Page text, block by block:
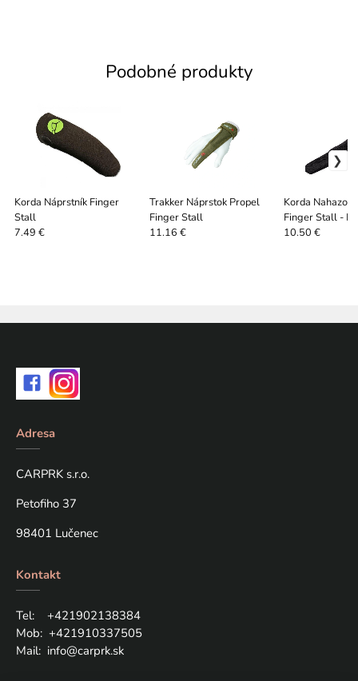
Podobné produkty
Korda Náprstník Finger
Stall
7.49 €
Trakker Náprstok Propel
Finger Stall
11.16 €
Korda
Finger Stall -
10.50 €
Adresa
CARPRK s.r.o.
Petofiho 37
98401 Lučenec
Kontakt
Tel: +421902138384
Mob: +421910337505
Mail: info@carprk.sk